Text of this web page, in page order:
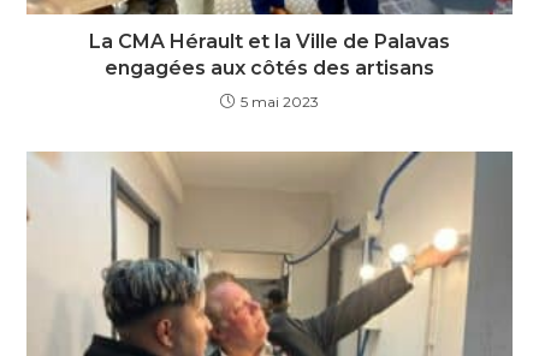
La CMA Hérault et la Ville de Palavas
engagées aux côtés des artisans
5 mai 2023